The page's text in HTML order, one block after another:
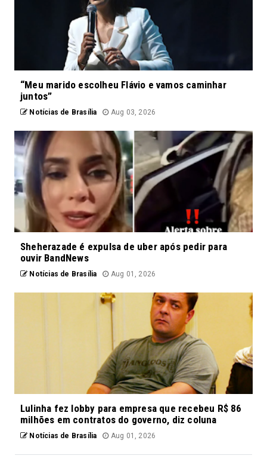
“Meu marido escolheu Flávio e vamos caminhar
juntos”
Notícias de Brasília Aug 03, 2026
Sheherazade é expulsa de uber após pedir para
ouvir BandNews
Notícias de Brasília Aug 01, 2026
Lulinha fez lobby para empresa que recebeu R$ 86
milhões em contratos do governo, diz coluna
Notícias de Brasília Aug 01, 2026